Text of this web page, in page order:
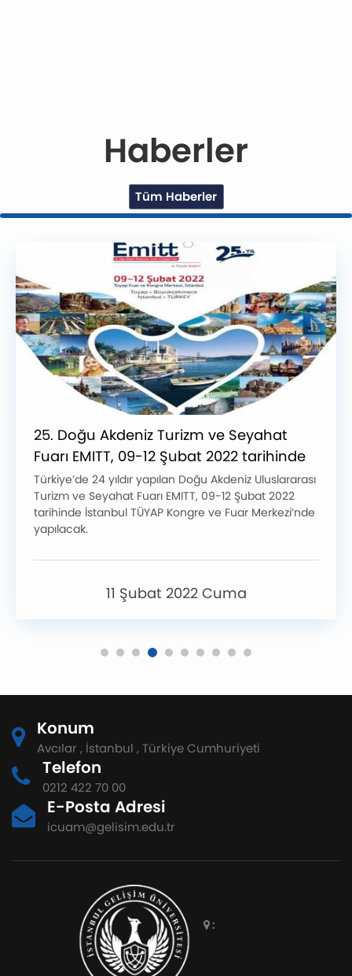
Haberler
Tüm Haberler
25. Doğu Akdeniz Turizm ve Seyahat
Fuarı EMITT, 09-12 Şubat 2022 tarihinde
İstanbul TÜYAP Kongre ve Fuar
Merkezi’nde
Türkiye’de 24 yıldır yapılan Doğu Akdeniz Uluslararası
Turizm ve Seyahat Fuarı EMITT, 09-12 Şubat 2022
tarihinde İstanbul TÜYAP Kongre ve Fuar Merkezi’nde
yapılacak.
11 Şubat 2022 Cuma
Konum
Avcılar , İstanbul , Türkiye Cumhuriyeti
Telefon
0212 422 70 00
E-Posta Adresi
icuam@gelisim.edu.tr
: